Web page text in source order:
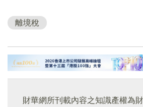
離境稅
財華網所刊載內容之知識產權為